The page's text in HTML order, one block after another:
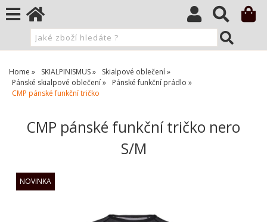
Home SKIALPINISMUS
Skialpové oblečení
Pánské skialpové oblečení
Pánské funkční prádlo
CMP pánské funkční tričko
CMP pánské funkční tričko nero
S/M